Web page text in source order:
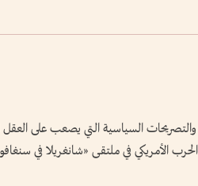
السياسية التي يصعب على العقل
الأمريكي في ملتقى «شانغريلا في